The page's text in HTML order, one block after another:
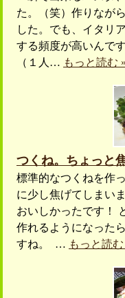
た。（笑）作りなが
した。でも、イタリ
する頻度が高いんで
（１人… もっと読む »
つくね。ちょっと
標準的なつくねを作
に少し焦げてしまい
おいしかったです！
作れるようになった
すね。 … もっと読む